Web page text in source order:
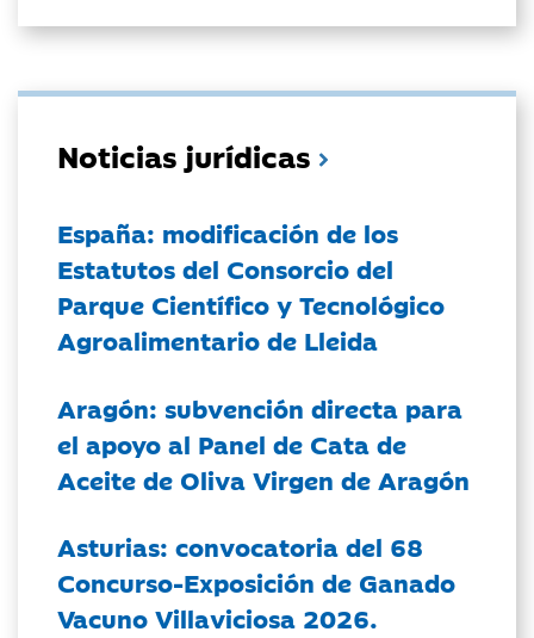
Noticias jurídicas
España: modificación de los
Estatutos del Consorcio del
Parque Científico y Tecnológico
Agroalimentario de Lleida
Aragón: subvención directa para
el apoyo al Panel de Cata de
Aceite de Oliva Virgen de Aragón
Asturias: convocatoria del 68
Concurso-Exposición de Ganado
Vacuno Villaviciosa 2026.